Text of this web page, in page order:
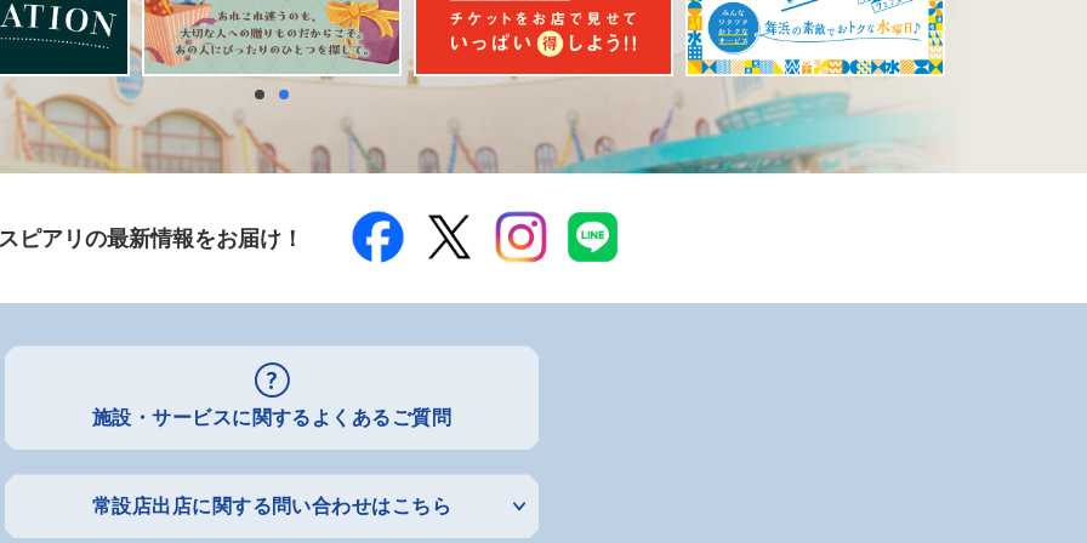
ピアリの最新情報をお届け！
施設・サービスに関するよくあるご質問
常設店出店に関する問い合わせはこちら